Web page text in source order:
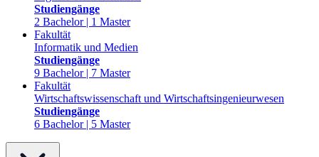
Studiengänge
2 Bachelor | 1 Master
Fakultät
Informatik und Medien
Studiengänge
9 Bachelor | 7 Master
Fakultät
Wirtschaftswissenschaft und Wirtschaftsingenieurwesen
Studiengänge
6 Bachelor | 5 Master